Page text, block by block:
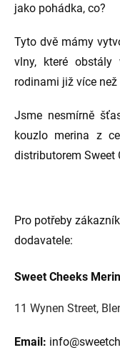
jako pohádka, co?
Tyto dvě mámy
vlny, které
rodinami již více než
Jsme nesmírně
kouzlo merina z
distributorem Sweet
Pro potřeby
dodavatele:
Sweet Cheeks
11 Wynen Street,
Email: